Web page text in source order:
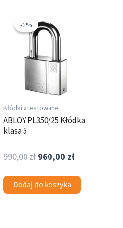
-3%
-3%
Kłódki atestowane
ABLOY PL350/25 Kłódka
klasa 5
990,00zł
cena
wynosiła:
990,00 zł.
960,00 zł
Dodaj do koszyka